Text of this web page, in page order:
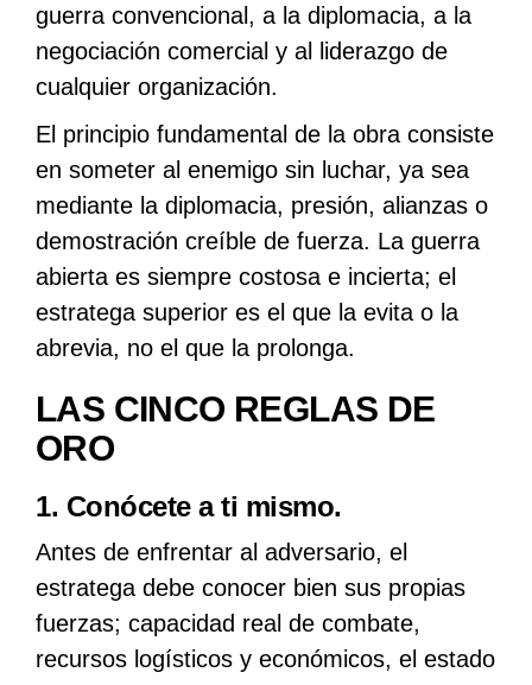
guerra convencional, a la diplomacia, a la
negociación comercial y al liderazgo de
cualquier organización.
El principio fundamental de la obra consiste
en someter al enemigo sin luchar, ya sea
mediante la diplomacia, presión, alianzas o
demostración creíble de fuerza. La guerra
abierta es siempre costosa e incierta; el
estratega superior es el que la evita o la
abrevia, no el que la prolonga.
LAS CINCO REGLAS DE
ORO
1. Conócete a ti mismo.
Antes de enfrentar al adversario, el
estratega debe conocer bien sus propias
fuerzas; capacidad real de combate,
recursos logísticos y económicos, el estado